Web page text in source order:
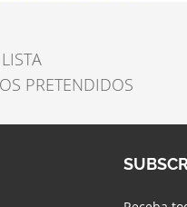
PRETENDIDOS